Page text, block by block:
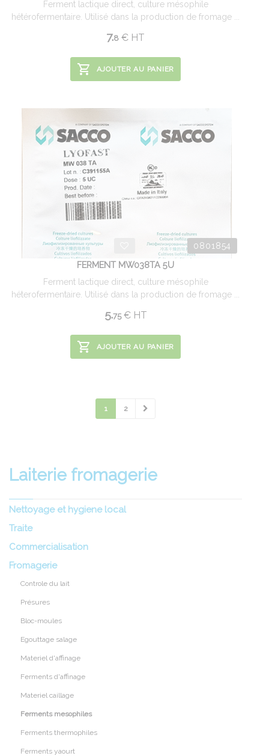
Ferment lactique direct, culture mésophile
hétérofermentaire. Utilisé dans la production de fromage ...
7.8 € HT
AJOUTER AU PANIER
0801854
FERMENT MW038TA 5U
Ferment lactique direct, culture mésophile
héterofermentaire. Utilisé dans la production de fromage ...
5.75 €HT
AJOUTER AU PANIER
1 2
Laiterie fromagerie
Nettoyage et hygiene local
Traite
Commercialisation
Fromagerie
Controle du lait
Présures
Bloc-moules
Egouttage salage
Materiel d'affinage
Ferments d'affinage
Materiel caillage
Ferments mesophiles
Ferments thermophiles
Ferments yaourt